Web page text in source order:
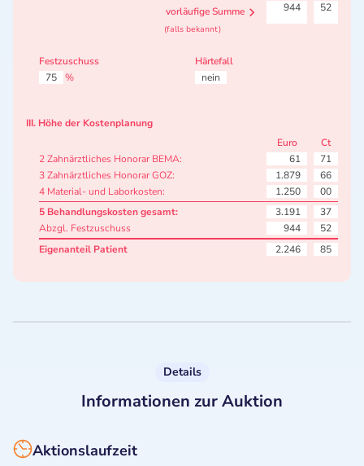
vorläufige Summe
944 52
(falls bekannt)
Festzuschuss
75
%
Härtefall
nein
III. Höhe der Kostenplanung
Euro
Ct
2 Zahnärztliches Honorar BEMA:
61
71
3 Zahnärztliches Honorar GOZ:
1.879
66
4 Material- und Laborkosten:
1.250
00
5 Behandlungskosten gesamt:
3.191
37
Abzgl. Festzuschuss
944
52
Eigenanteil Patient
2.246 85
Details
Informationen zur Auktion
Aktionslaufzeit